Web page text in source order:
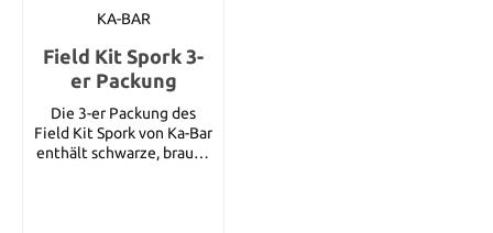
KA-BAR
Field Kit Spork 3-
er Packung
Die 3-er Packung des
Field Kit Spork von Ka-Bar
enthält schwarze, braune